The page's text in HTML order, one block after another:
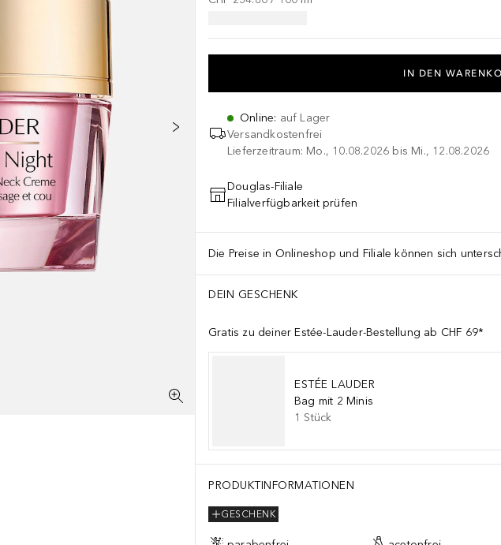
IN DEN
Online: auf Lager
Versandkostenfrei
Lieferzeitraum: Mo., 10.08.2026 bis Mi., 12.08.2026
Douglas-Filiale
Filialverfügbarkeit prüfen
Die Preise in Onlineshop und Filiale können sich
DEIN GESCHENK
Gratis zu deiner Estée-Lauder-Bestellung ab CHF 69*
ESTÉE LAUDER
Bag mit 2 Minis
1 Stück
PRODUKTINFORMATIONEN
GESCHENK